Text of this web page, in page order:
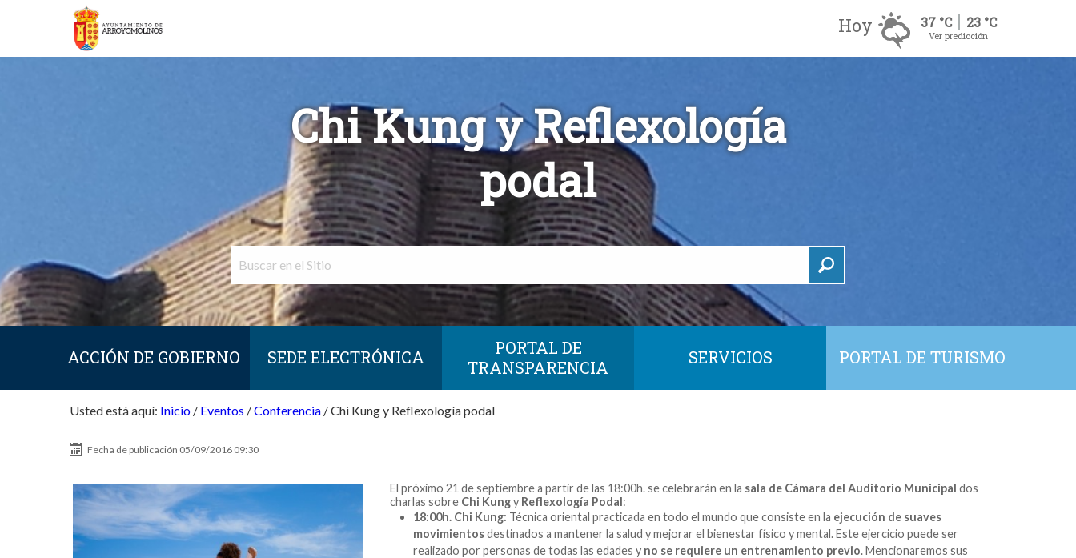
Hoy 37 °C 23 °C
Ver predicción
Chi Kung y Reflexología
podal
ACCIÓN DE GOBIERNO SEDE ELECTRÓNICA
PORTAL DE
TRANSPARENCIA
SERVICIOS PORTAL DE TURISMO
Usted está aquí: Inicio / Eventos /Conferencia /Chi Kung y Reflexología podal
Fecha de publicación 05/09/2016 09:30
El próximo 21 de septiembre a partir de las 18:00h. se celebrarán en la sala de Cámara del Auditorio Municipal dos
charlas sobre Chi Kungy Reflexología Podal:
18:00h. Chi Kung: Técnica oriental practicada en todo el mundo que consiste en la ejecución de suaves
movimientosdestinados a mantener la salud y mejorar el bienestar físico y mental. Este ejercicio puede ser
realizado por personas de todas las edades y no se requiere un entrenamiento previo. Mencionaremos sus